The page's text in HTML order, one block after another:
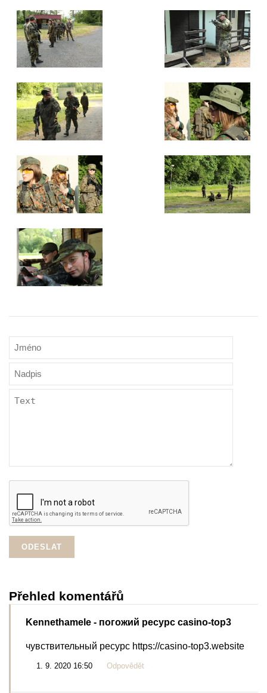
Přehled komentářů
Kennethamele - погожий ресурс casino-top3
чувствительный ресурс https://casino-top3.website
1. 9. 2020 16:50 Odpovědět